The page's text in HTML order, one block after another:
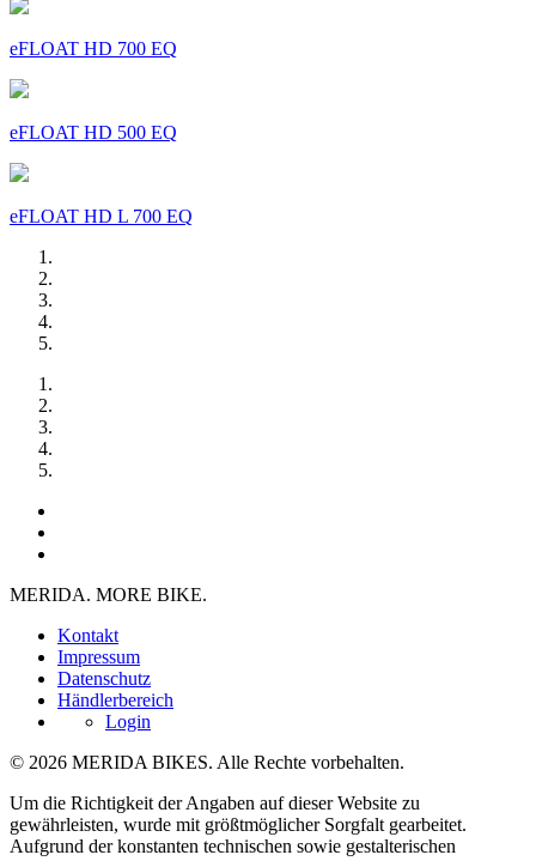
eFLOAT HD 700 EQ
eFLOAT HD 500 EQ
eFLOAT HD L 700 EQ
MERIDA. MORE BIKE.
Kontakt
Impressum
Datenschutz
Händlerbereich
Login
© 2026 MERIDA BIKES. Alle Rechte vorbehalten.
Um die Richtigkeit der Angaben auf dieser Website zu
gewährleisten, wurde mit größtmöglicher Sorgfalt gearbeitet.
Aufgrund der konstanten technischen sowie gestalterischen